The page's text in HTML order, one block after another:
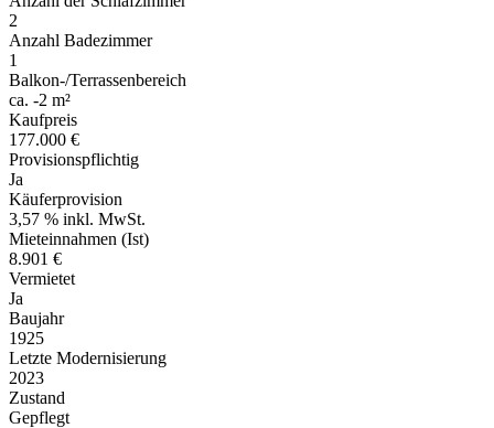
2
Anzahl Badezimmer
1
Balkon-/Terrassenbereich
ca. -2 m²
Kaufpreis
177.000 €
Provisionspflichtig
Ja
Käuferprovision
3,57 % inkl. MwSt.
Mieteinnahmen (Ist)
8.901 €
Vermietet
Ja
Baujahr
1925
Letzte Modernisierung
2023
Zustand
Gepflegt